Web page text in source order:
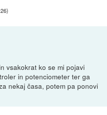
)
vsakokrat ko se mi pojavi
in potenciometer ter ga
nekaj časa, potem pa ponovi